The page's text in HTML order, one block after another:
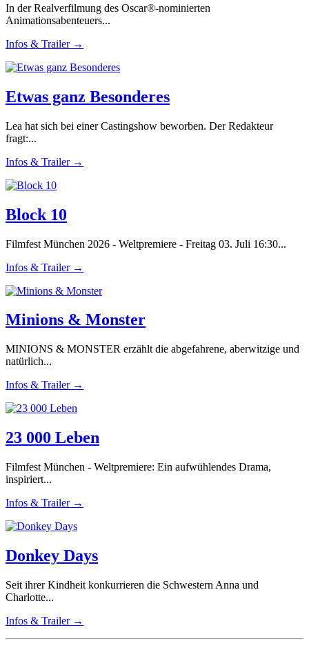
In der Realverfilmung des Oscar®-nominierten
Animationsabenteuers...
Infos & Trailer →
Etwas ganz Besonderes
Lea hat sich bei einer Castingshow beworben. Der Redakteur
fragt:...
Infos & Trailer →
Block 10
Filmfest München 2026 - Weltpremiere - Freitag 03. Juli 16:30...
Infos & Trailer →
Minions & Monster
MINIONS & MONSTER erzählt die abgefahrene, aberwitzige und
natürlich...
Infos & Trailer →
23 000 Leben
Filmfest München - Weltpremiere: Ein aufwühlendes Drama,
inspiriert...
Infos & Trailer →
Donkey Days
Seit ihrer Kindheit konkurrieren die Schwestern Anna und
Charlotte...
Infos & Trailer →